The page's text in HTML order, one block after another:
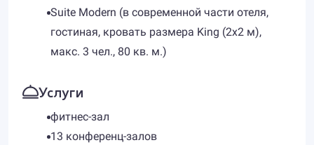
Suite Modern (в современной части отеля,
гостиная, кровать размера King (2x2 м),
макс. 3 чел., 80 кв. м.)
Услуги
фитнес-зал
13 конференц-залов